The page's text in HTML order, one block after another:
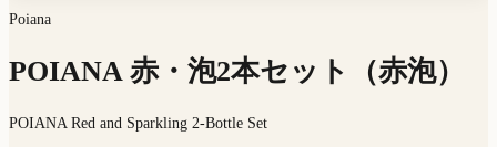
Poiana
POIANA 赤・泡2本セット（赤泡）
POIANA Red and Sparkling 2-Bottle Set